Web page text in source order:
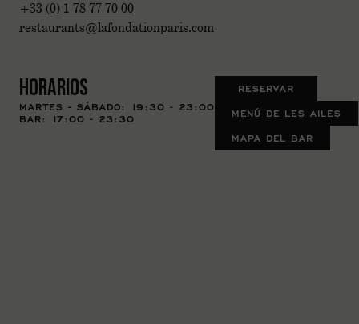
+33 (0) 1 78 77 70 00
restaurants@lafondationparis.com
Horarios
MARTES - SÁBADO: 19:30 - 23:00
BAR: 17:00 - 23:30
RESERVAR
MENÚ DE LES AILES
MAPA DEL BAR